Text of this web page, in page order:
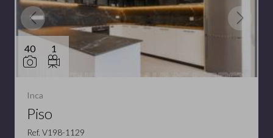
40 1
Inca
Piso
Ref. V198-1129